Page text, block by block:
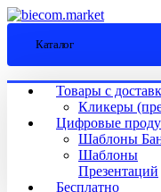
Каталог
Товары с
Кликеры
Цифровые
Шаблоны
Шаблоны
Презентаций
Бесплатно